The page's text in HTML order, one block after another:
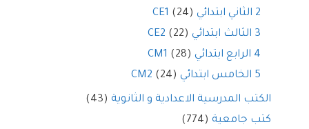
2 الثاني ابتدائي CE1
(24)
3 الثالث ابتدائي CE2
(22)
4 الرابع ابتدائي CM1
(28)
5 الخامس ابتدائي CM2
(24)
الكتب المدرسية الاعدادية و الثانوية (43)
كتب جامعية (774)